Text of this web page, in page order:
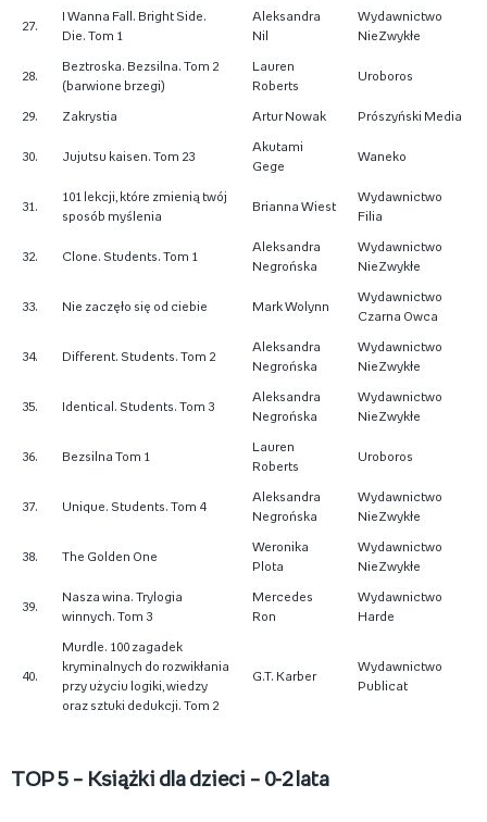
27.
I Wanna Fall. Bright Side.
Die. Tom 1
Aleksandra
Nil
Wydawnictwo
NieZwykłe
28.
Beztroska. Bezsilna. Tom 2
(barwione brzegi)
Lauren
Roberts
Uroboros
29. Zakrystia Artur Nowak Prószyński Media
30. Jujutsu kaisen. Tom 23
Akutami
Gege
Waneko
31.
101 lekcji, które zmienią twój
sposób myślenia
Brianna Wiest
Wydawnictwo
Filia
32. Clone. Students. Tom 1
Aleksandra
Negrońska
Wydawnictwo
NieZwykłe
33. Nie zaczęło się od ciebie Mark Wolynn
Wydawnictwo
Czarna Owca
34. Different. Students. Tom 2
Aleksandra
Negrońska
Wydawnictwo
NieZwykłe
35. Identical. Students. Tom 3
Aleksandra
Negrońska
Wydawnictwo
NieZwykłe
36. Bezsilna Tom 1
Lauren
Roberts
Uroboros
37. Unique. Students. Tom 4
Aleksandra
Negrońska
Wydawnictwo
NieZwykłe
38. The Golden One
Weronika
Plota
Wydawnictwo
NieZwykłe
39.
Nasza wina. Trylogia
winnych. Tom 3
Mercedes
Ron
Wydawnictwo
Harde
40.
Murdle. 100 zagadek
kryminalnych do rozwikłania
przy użyciu logiki, wiedzy
oraz sztuki dedukcji. Tom 2
G.T. Karber
Wydawnictwo
Publicat
TOP 5 – Książki dla dzieci – 0-2 lata